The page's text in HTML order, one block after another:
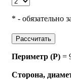
* - обязательно
Рассчитать
Периметр (P) =
Cторона,